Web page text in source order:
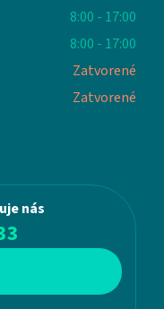
8:00 - 17:00
8:00 - 17:00
Zatvorené
Zatvorené
nás